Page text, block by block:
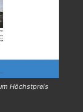
Höchstpreis